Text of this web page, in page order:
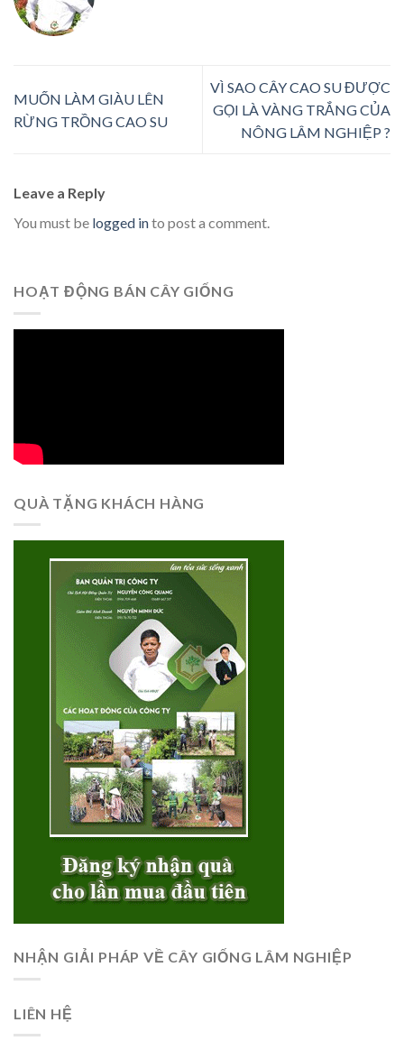
MUỐN LÀM GIÀU LÊN
RỪNG TRỒNG CAO SU
VÌ SAO CÂY CAO SU ĐƯỢC
GỌI LÀ VÀNG TRẮNG CỦA
NÔNG LÂM NGHIỆP ?
Leave a Reply
You must be logged into post a comment.
HOẠT ĐỘNG BÁN CÂY GIỐNG
QUÀ TẶNG KHÁCH HÀNG
NHẬN GIẢI PHÁP VỀ CÂY GIỐNG LÂM NGHIỆP
LIÊN HỆ